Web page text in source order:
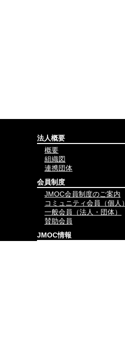
法人概要
概要
組織図
連携団体
会員制度
JMOC会員制度のご案内
コミュニティ会員（個人）
一般会員（法人・団体）
賛助会員
JMOC情報